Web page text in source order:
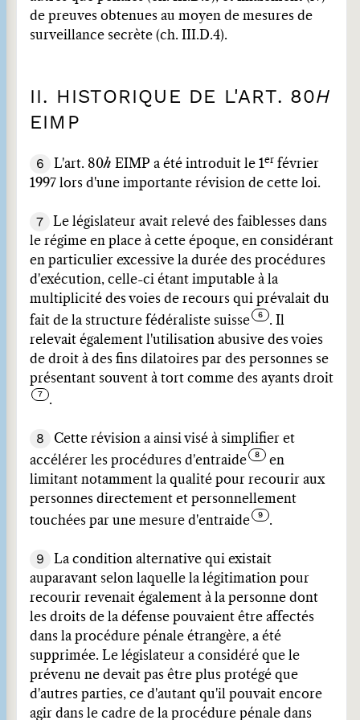
de preuves obtenues au moyen de mesures de
surveillance secrète (ch. III.D.4).
II. HISTORIQUE DE L'ART. 80H
EIMP
6 L'art. 80h EIMP a été introduit le 1er février
1997 lors d'une importante révision de cette loi.
7
Le législateur avait relevé des faiblesses dans
le régime en place à cette époque, en considérant
en particulier excessive la durée des procédures
d'exécution, celle-ci étant imputable à la
multiplicité des voies de recours qui prévalait du
fait de la structure fédéraliste suisse
. Il
relevait également l'utilisation abusive des voies
de droit à des fins dilatoires par des personnes se
présentant souvent à tort comme des ayants droit
.
8
Cette révision a ainsi visé à simplifier et
accélérer les procédures d'entraide
en
limitant notamment la qualité pour recourir aux
personnes directement et personnellement
touchées par une mesure d'entraide
.
9
La condition alternative qui existait
auparavant selon laquelle la légitimation pour
recourir revenait également à la personne dont
les droits de la défense pouvaient être affectés
dans la procédure pénale étrangère, a été
supprimée. Le législateur a considéré que le
prévenu ne devait pas être plus protégé que
d'autres parties, ce d'autant qu'il pouvait encore
agir dans le cadre de la procédure pénale dans